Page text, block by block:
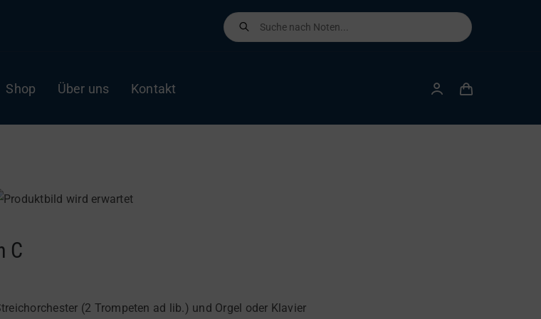
Products
search
Shop Über uns Kontakt
C
(2 Trompeten ad lib.) und Orgel oder Klavier